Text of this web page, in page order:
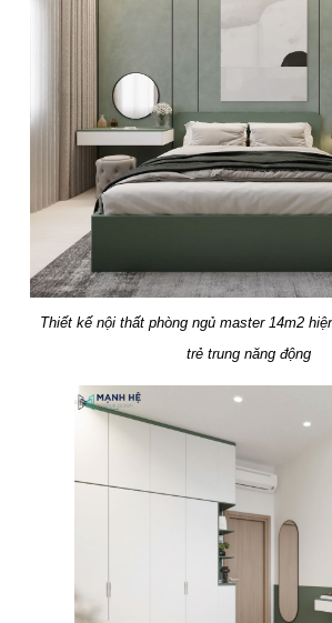
Thiết kế nội thất phòng ngủ master 14m2
trẻ trung năng động